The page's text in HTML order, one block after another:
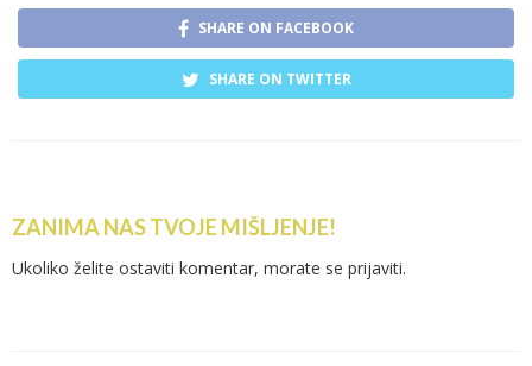
SHARE ON FACEBOOK
SHARE ON TWITTER
ZANIMA NAS TVOJE MIŠLJENJE!
Ukoliko želite ostaviti komentar, morate se prijaviti.